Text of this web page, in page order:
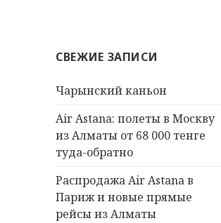
СВЕЖИЕ ЗАПИСИ
Чарынский каньон
Air Astana: полеты в Москву
из Алматы от 68 000 тенге
туда-обратно
Распродажа Air Astana в
Париж и новые прямые
рейсы из Алматы